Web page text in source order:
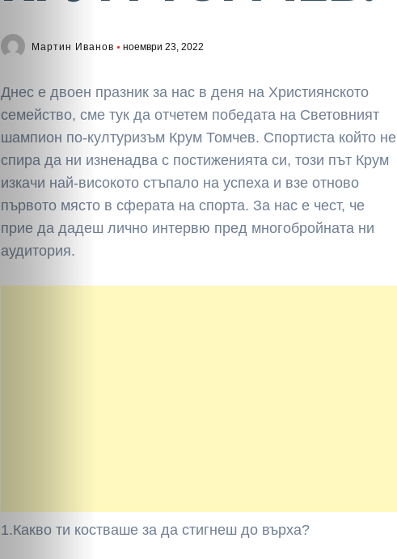
Мартин Иванов ноември 23, 2022
Днес е двоен празник за нас в деня на Християнското
семейство, сме тук да отчетем победата на Световният
шампион по-културизъм Крум Томчев. Спортиста който не
спира да ни изненадва с постиженията си, този път Крум
изкачи най-високото стъпало на успеха и взе отново
първото място в сферата на спорта. За нас е чест, че
прие да дадеш лично интервю пред многобройната ни
аудитория.
1.Какво ти костваше за да стигнеш до върха?